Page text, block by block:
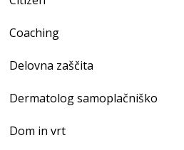
Coaching
Delovna zaščita
Dermatolog samoplačniško
Dom in vrt